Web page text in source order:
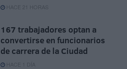
HACE 21 HORAS
167 trabajadores optan a
convertirse en funcionarios
de carrera de la Ciudad
HACE 1 DÍA